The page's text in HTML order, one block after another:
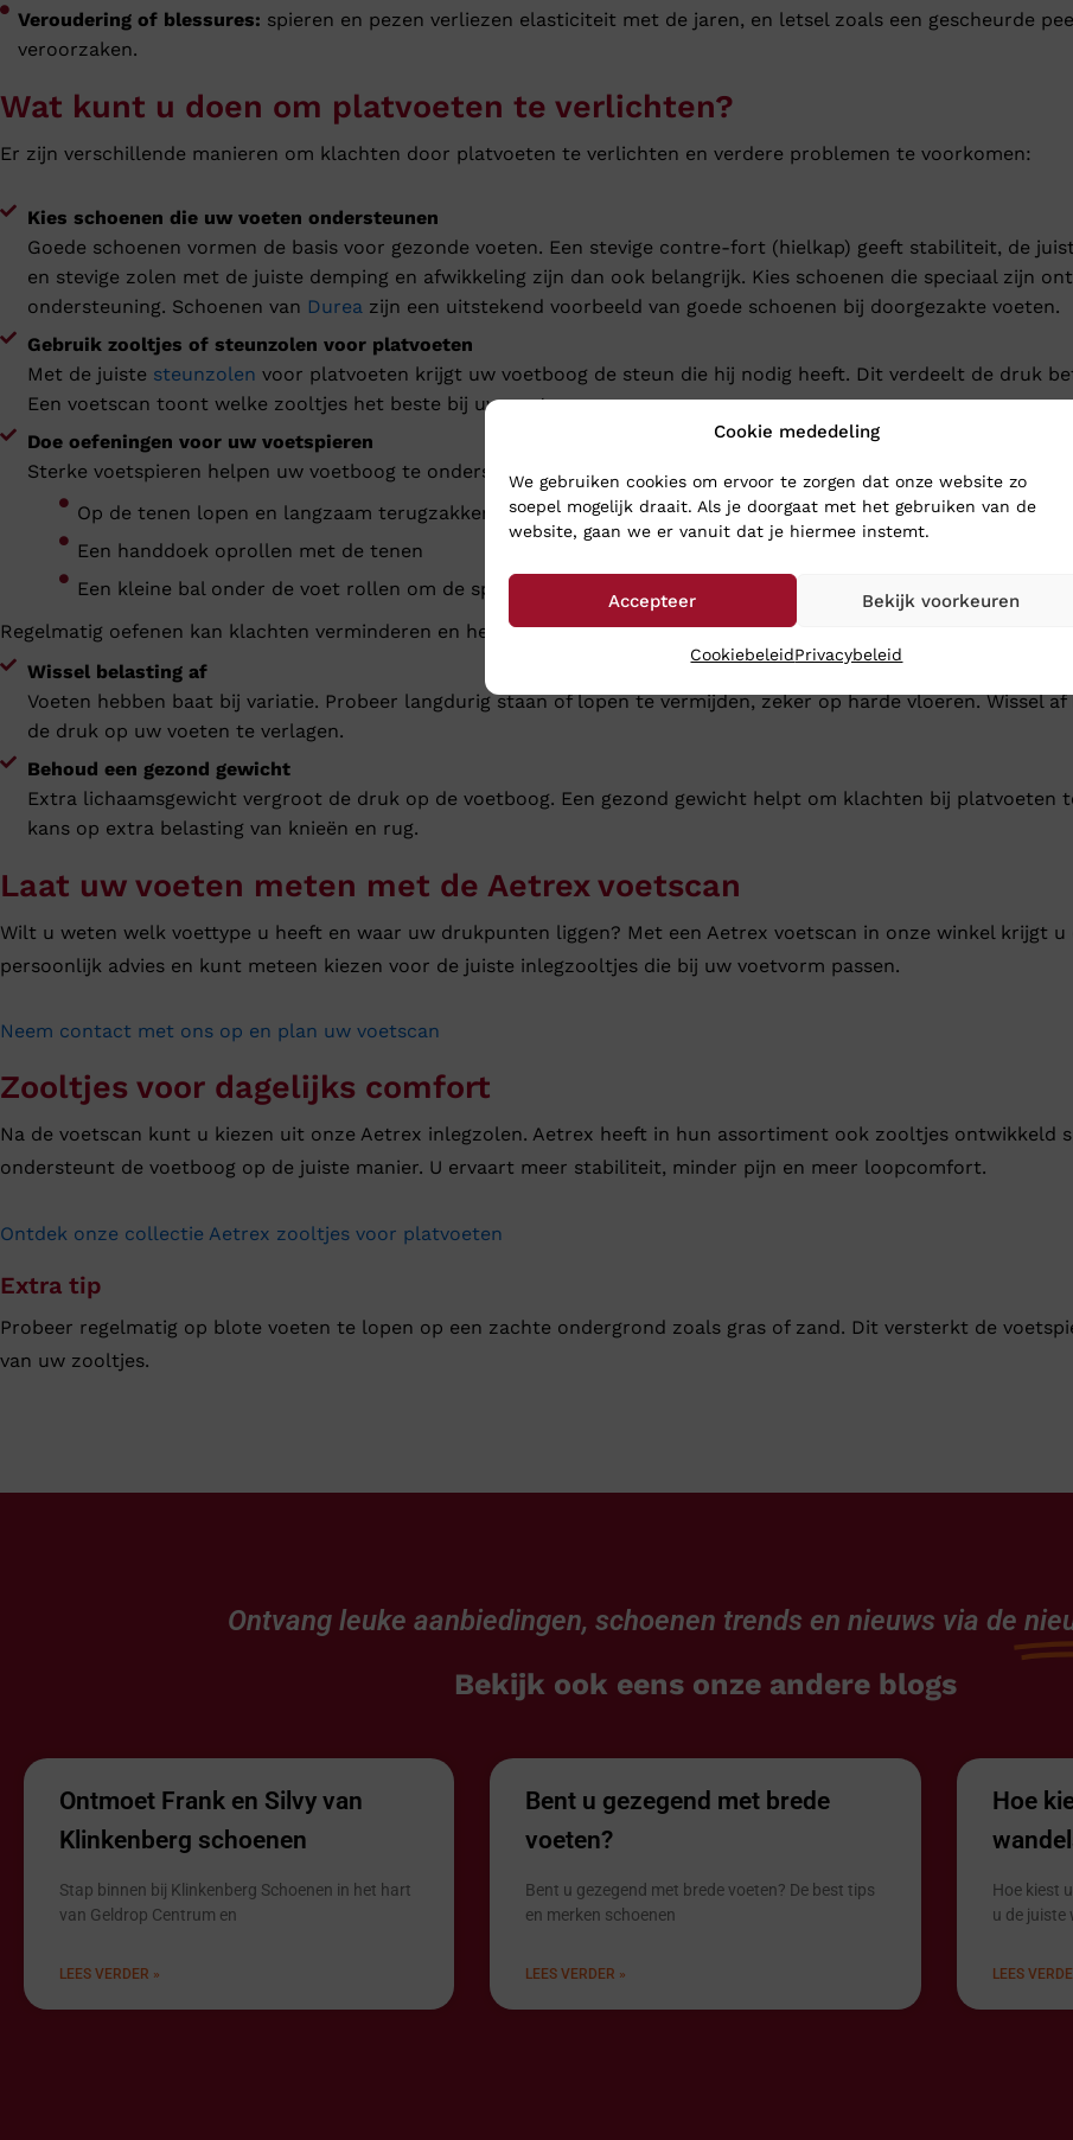
Cookie mededeling
We gebruiken cookies om ervoor te zorgen dat onze website zo
soepel mogelijk draait. Als je doorgaat met het gebruiken van de
website, gaan we er vanuit dat je hiermee instemt.
Accepteer Bekijk voorkeuren
CookiebeleidPrivacybeleid
Veroudering of blessures: spieren en pezen verliezen elasticiteit met de jaren, en letsel zoals een gescheurde
veroorzaken.
Wat kunt u doen om platvoeten te verlichten?
Er zijn verschillende manieren om klachten door platvoeten te verlichten en verdere problemen te voorkomen:
Kies schoenen die uw voeten ondersteunen
Goede schoenen vormen de basis voor gezonde voeten. Een stevige contre-fort (hielkap) geeft stabiliteit, de
en stevige zolen met de juiste demping en afwikkeling zijn dan ook belangrijk. Kies schoenen die speciaal zijn
ondersteuning. Schoenen van Durea zijn een uitstekend voorbeeld van goede schoenen bij doorgezakte voeten.
Gebruik zooltjes of steunzolen voor platvoeten
Met de juiste steunzolen voor platvoeten krijgt uw voetboog de steun die hij nodig heeft. Dit verdeelt de druk
Een voetscan toont welke zooltjes het beste bij uw voeten passen.
Doe oefeningen voor uw voetspieren
Sterke voetspieren helpen uw voetboog te ondersteunen. Eenvoudige oefeningen die u thuis kunt doen zijn:
Op de tenen lopen en langzaam terugzakken
Een handdoek oprollen met de tenen
Een kleine bal onder de voet rollen om de spieren te activeren
Regelmatig oefenen kan klachten verminderen en helpt om uw voeten sterker te maken.
Wissel belasting af
Voeten hebben baat bij variatie. Probeer langdurig staan of lopen te vermijden, zeker op harde vloeren. Wissel
de druk op uw voeten te verlagen.
Behoud een gezond gewicht
Extra lichaamsgewicht vergroot de druk op de voetboog. Een gezond gewicht helpt om klachten bij platvoeten
kans op extra belasting van knieën en rug.
Laat uw voeten meten met de Aetrex voetscan
Wilt u weten welk voettype u heeft en waar uw drukpunten liggen? Met een Aetrex voetscan in onze winkel krijgt
persoonlijk advies en kunt meteen kiezen voor de juiste inlegzooltjes die bij uw voetvorm passen.
Neem contact met ons op en plan uw voetscan
Zooltjes voor dagelijks comfort
Na de voetscan kunt u kiezen uit onze Aetrex inlegzolen. Aetrex heeft in hun assortiment ook zooltjes ontwikkeld
ondersteunt de voetboog op de juiste manier. U ervaart meer stabiliteit, minder pijn en meer loopcomfort.
Ontdek onze collectie Aetrex zooltjes voor platvoeten
Extra tip
Probeer regelmatig op blote voeten te lopen op een zachte ondergrond zoals gras of zand. Dit versterkt de
van uw zooltjes.
Ontvang leuke aanbiedingen, schoenen trends en nieuws via de
Bekijk ook eens onze andere blogs
Ontmoet Frank en Silvy van
Klinkenberg schoenen
Stap binnen bij Klinkenberg Schoenen in het hart
van Geldrop Centrum en
LEES VERDER »
Bent u gezegend met brede
voeten?
Bent u gezegend met brede voeten? De best tips
en merken schoenen
LEES VERDER »
Hoe
Hoe kiest
u de juiste
LEES